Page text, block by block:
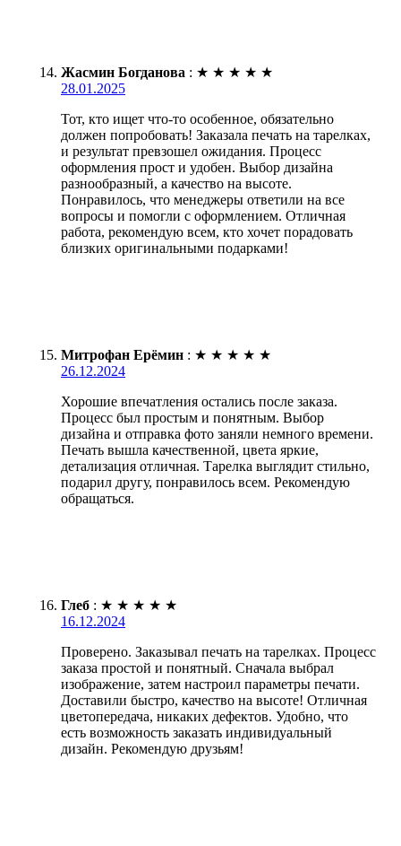
Жасмин Богданова : ★ ★ ★ ★ ★
28.01.2025
Тот, кто ищет что-то особенное, обязательно
должен попробовать! Заказала печать на тарелках,
и результат превзошел ожидания. Процесс
оформления прост и удобен. Выбор дизайна
разнообразный, а качество на высоте.
Понравилось, что менеджеры ответили на все
вопросы и помогли с оформлением. Отличная
работа, рекомендую всем, кто хочет порадовать
близких оригинальными подарками!
Митрофан Ерёмин : ★ ★ ★ ★ ★
26.12.2024
Хорошие впечатления остались после заказа.
Процесс был простым и понятным. Выбор
дизайна и отправка фото заняли немного времени.
Печать вышла качественной, цвета яркие,
детализация отличная. Тарелка выглядит стильно,
подарил другу, понравилось всем. Рекомендую
обращаться.
Глеб : ★ ★ ★ ★ ★
16.12.2024
Проверено. Заказывал печать на тарелках. Процесс
заказа простой и понятный. Сначала выбрал
изображение, затем настроил параметры печати.
Доставили быстро, качество на высоте! Отличная
цветопередача, никаких дефектов. Удобно, что
есть возможность заказать индивидуальный
дизайн. Рекомендую друзьям!